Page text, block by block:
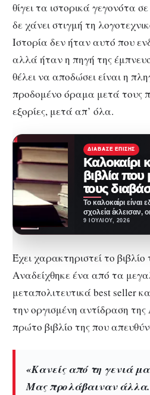
θίγει τα ιστορικά γεγονότα
δε χάνει στιγμή τη
Ιστορία δεν ήταν αυτό που
αλλά ήταν η πηγή της
θέλει να αποδώσει είναι η
προδομένο όραμα μετά τους
εξορίες, μετά απ’ όλα.
ΔΙΆΒΑΣΕ ΕΠΊΣΗΣ
Kαλοκαίρι
βιβλία που
τους
Το καλοκαίρι είναι
σχολεία έκλεισαν, οι
δραστηριότητες
9 ΙΟΥΛΊΟΥ, 2026
Έχει χαρακτηριστεί το βιβλίο
Αναδείχθηκε ένα από τα
μεταπολιτευτικά best seller
την οργισμένη αντίδραση της
πρώτο βιβλίο της που
«Κανείς από τη γενιά
Μας προλάβαιναν